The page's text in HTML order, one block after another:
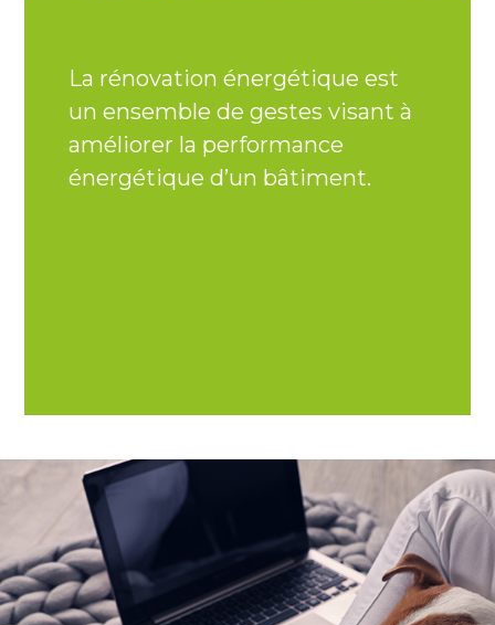
La rénovation énergétique est
un ensemble de gestes visant à
améliorer la performance
énergétique d’un bâtiment.